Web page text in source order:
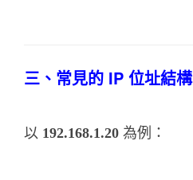
三、常見的 IP 位址結構
以 192.168.1.20 為例：